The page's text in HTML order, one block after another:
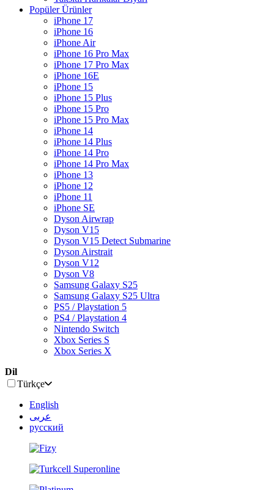
Popüler Ürünler
iPhone 17
iPhone 16
iPhone Air
iPhone 16 Pro Max
iPhone 17 Pro Max
iPhone 16E
iPhone 15
iPhone 15 Plus
iPhone 15 Pro
iPhone 15 Pro Max
iPhone 14
iPhone 14 Plus
iPhone 14 Pro
iPhone 14 Pro Max
iPhone 13
iPhone 12
iPhone 11
iPhone SE
Dyson Airwrap
Dyson V15
Dyson V15 Detect Submarine
Dyson Airstrait
Dyson V12
Dyson V8
Samsung Galaxy S25
Samsung Galaxy S25 Ultra
PS5 / Playstation 5
PS4 / Playstation 4
Nintendo Switch
Xbox Series S
Xbox Series X
Dil
Türkçe
English
عربى
русский